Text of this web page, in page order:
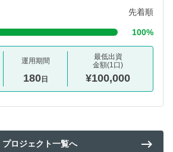
先着順
100%
運用期間
180日
最低出資
金額(1口)
¥100,000
プロジェクト一覧へ keyboard_backspace